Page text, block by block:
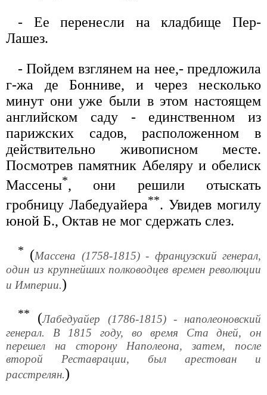
- Ее перенесли на кладбище Пер-
Лашез.
- Пойдем взглянем на нее,- предложила
г-жа де Бонниве, и через несколько
минут они уже были в этом настоящем
английском саду - единственном из
парижских садов, расположенном в
действительно живописном месте.
Посмотрев памятник Абеляру и обелиск
Массены*, они решили отыскать
гробницу Лабедуайера**. Увидев могилу
юной Б., Октав не мог сдержать слез.
* (Массена (1758-1815) - французский генерал,
один из крупнейших полководцев времен революции
и Империи.)
** (Лабедуайер (1786-1815) - наполеоновский
генерал. В 1815 году, во время Ста дней, он
перешел на сторону Наполеона, затем, после
второй Реставрации, был арестован и
расстрелян.)